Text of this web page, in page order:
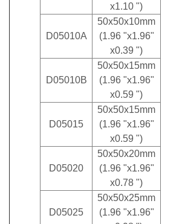
x1.10 ")
D05010A
50x50x10mm
(1.96 "x1.96"
x0.39 ")
D05010B
50x50x15mm
(1.96 "x1.96"
x0.59 ")
D05015
50x50x15mm
(1.96 "x1.96"
x0.59 ")
D05020
50x50x20mm
(1.96 "x1.96"
x0.78 ")
D05025
50x50x25mm
(1.96 "x1.96"